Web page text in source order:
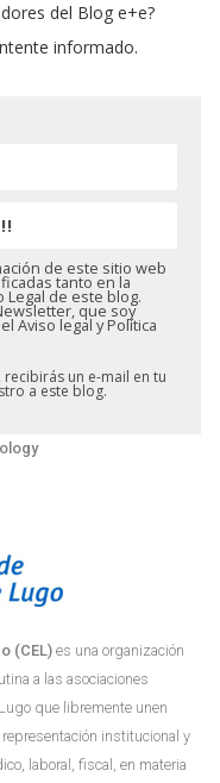
del Blog e+e?
informado.
de este sitio web
tanto en la
Legal de este blog.
que soy
Aviso legal y Política
un e-mail en tu
a este blog.
(CEL)es una organización
a las asociaciones
que libremente unen
institucional y
laboral, fiscal, en materia